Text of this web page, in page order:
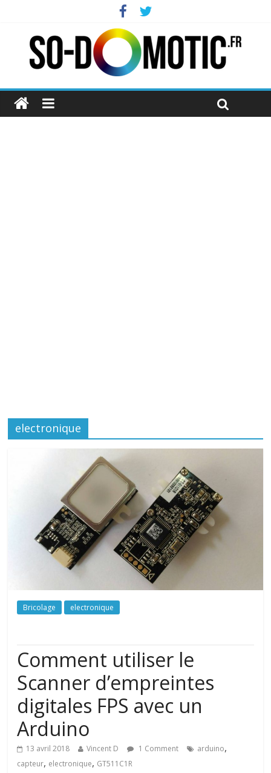
electronique
Bricolage electronique
Comment utiliser le
Scanner d’empreintes
digitales FPS avec un
Arduino
13 avril 2018 Vincent D 1 Comment arduino,
capteur, electronique, GT511C1R